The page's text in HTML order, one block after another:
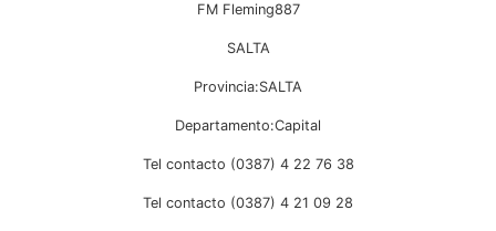
FM Fleming887
SALTA
Provincia:SALTA
Departamento:Capital
Tel contacto (0387) 4 22 76 38
Tel contacto (0387) 4 21 09 28